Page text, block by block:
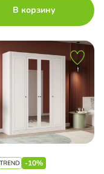
В корзину
-10%